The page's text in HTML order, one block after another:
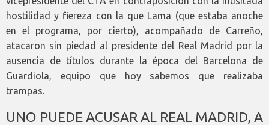
hostilidad y fiereza con la que Lama (que estaba anoche
en el programa, por cierto), acompañado de Carreño,
atacaron sin piedad al presidente del Real Madrid por la
ausencia de títulos durante la época del Barcelona de
Guardiola, equipo que hoy sabemos que realizaba
trampas.
UNO PUEDE ACUSAR AL REAL MADRID, A